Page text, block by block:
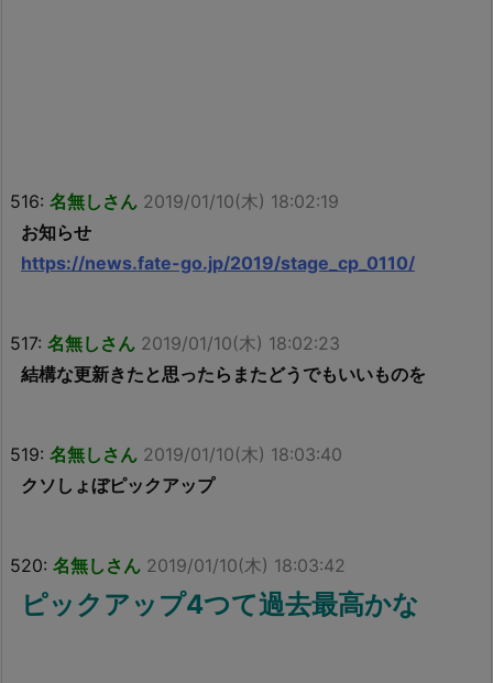
516: 名無しさん 2019/01/10(木) 18:02:19
お知らせ
https://news.fate-go.jp/2019/stage_cp_0110/
517: 名無しさん 2019/01/10(木) 18:02:23
結構な更新きたと思ったらまたどうでもいいものを
519: 名無しさん 2019/01/10(木) 18:03:40
クソしょぼピックアップ
520: 名無しさん 2019/01/10(木) 18:03:42
ピックアップ4つて過去最高かな